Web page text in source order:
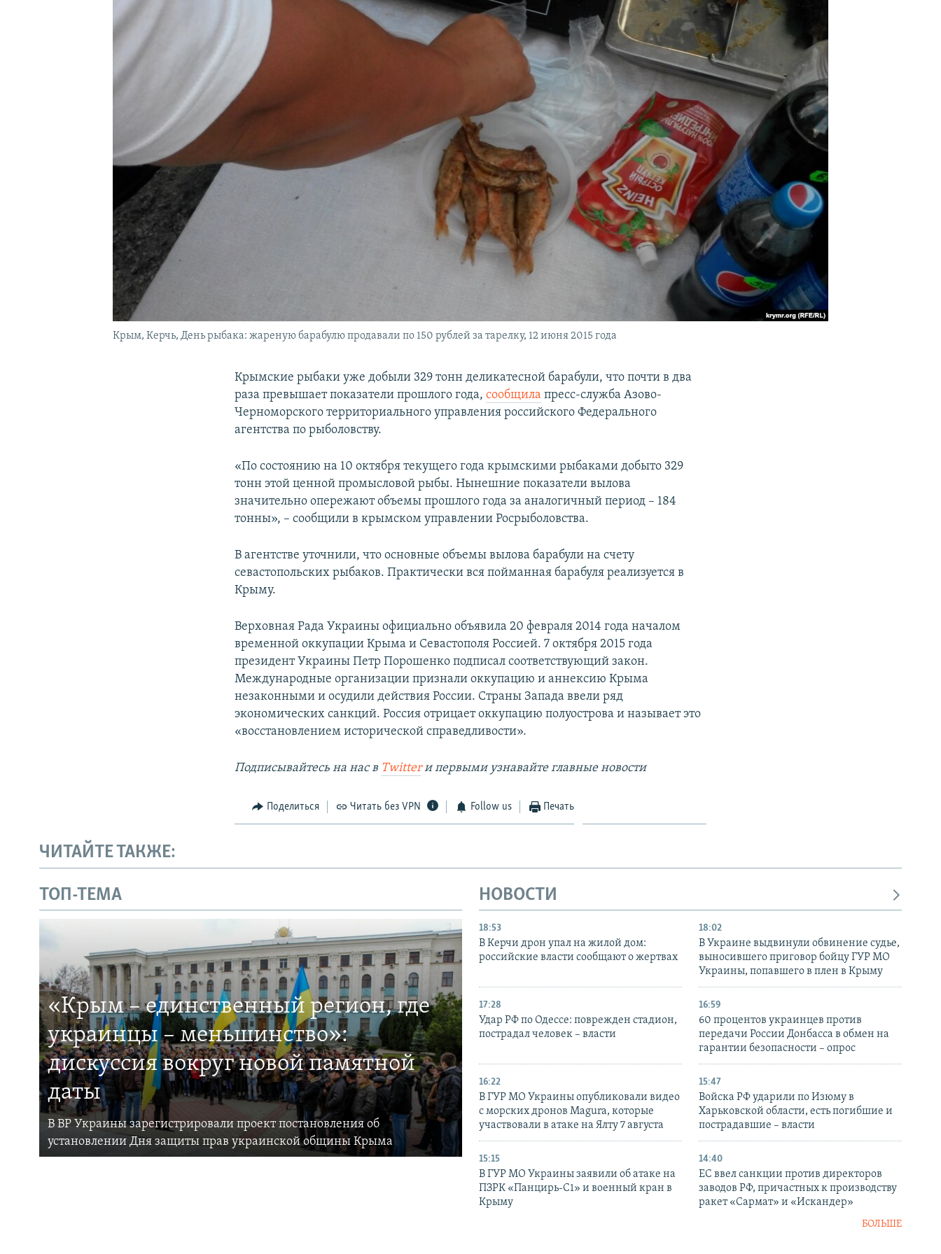
КРЫМ.НЕПОКОРЕННЫЙ
УКРАИНСКАЯ ПРОБЛЕМА КРЫМА
Крым, Керчь, День рыбака: жареную барабулю продавали по 150 рублей за тарелку, 12 июня 2015 года
Крымские рыбаки уже добыли 329 тонн деликатесной барабули, что почти в два
раза превышает показатели прошлого года,сообщила пресс-служба Азово-
Черноморского территориального управления российского Федерального
агентства по рыболовству.
«По состоянию на 10 октября текущего года крымскими рыбаками добыто 329
тонн этой ценной промысловой рыбы. Нынешние показатели вылова
значительно опережают объемы прошлого года за аналогичный период – 184
тонны», – сообщили в крымском управлении Росрыболовства.
В агентстве уточнили, что основные объемы вылова барабули на счету
севастопольских рыбаков. Практически вся пойманная барабуля реализуется в
Крыму.
Верховная Рада Украины официально объявила 20 февраля 2014 года началом
временной оккупации Крыма и Севастополя Россией. 7 октября 2015 года
президент Украины Петр Порошенко подписал соответствующий закон.
Международные организации признали оккупацию и аннексию Крыма
незаконными и осудили действия России. Страны Запада ввели ряд
экономических санкций. Россия отрицает оккупацию полуострова и называет это
«восстановлением исторической справедливости».
Подписывайтесь на наc в Twitterи первыми узнавайте главные новости
Поделиться Читать без VPN Follow us Печать
ЧИТАЙТЕ ТАКЖЕ:
ТОП-ТЕМА
«Крым – единственный регион, где
украинцы – меньшинство»:
дискуссия вокруг новой памятной
даты
В ВР Украины зарегистрировали проект постановления об
установлении Дня защиты прав украинской общины Крыма
НОВОСТИ
18:53
В Керчи дрон упал на жилой дом:
российские власти сообщают о жертвах
18:02
В Украине выдвинули обвинение судье,
выносившего приговор бойцу ГУР МО
Украины, попавшего в плен в Крыму
17:28
Удар РФ по Одессе: поврежден стадион,
пострадал человек – власти
16:59
60 процентов украинцев против
передачи России Донбасса в обмен на
гарантии безопасности – опрос
16:22
В ГУР МО Украины опубликовали видео
с морских дронов Magura, которые
участвовали в атаке на Ялту 7 августа
15:47
Войска РФ ударили по Изюму в
Харьковской области, есть погибшие и
пострадавшие – власти
15:15
В ГУР МО Украины заявили об атаке на
ПЗРК «Панцирь-С1» и военный кран в
Крыму
14:40
ЕС ввел санкции против директоров
заводов РФ, причастных к производству
ракет «Сармат» и «Искандер»
БОЛЬШЕ